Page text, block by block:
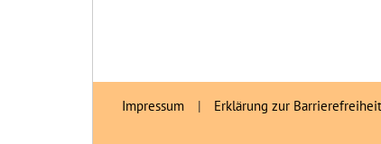
Impressum | Erklärung zur Barrierefreiheit